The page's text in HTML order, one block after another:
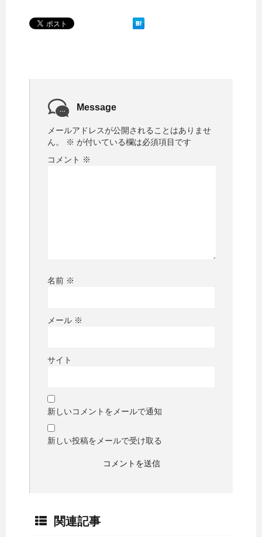
Message
メールアドレスが公開されることはありませ
ん。
※ が付いている欄は必須項目です
コメント ※
名前 ※
メール ※
サイト
新しいコメントをメールで通知
新しい投稿をメールで受け取る
関連記事